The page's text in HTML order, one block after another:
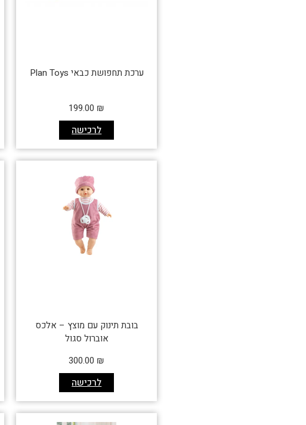
ערכת תחפושת כבאי Plan Toys
לרכישה
199.00 ₪
בובת תינוק עם מוצץ – אלכס
אוברול סגול
לרכישה
300.00 ₪